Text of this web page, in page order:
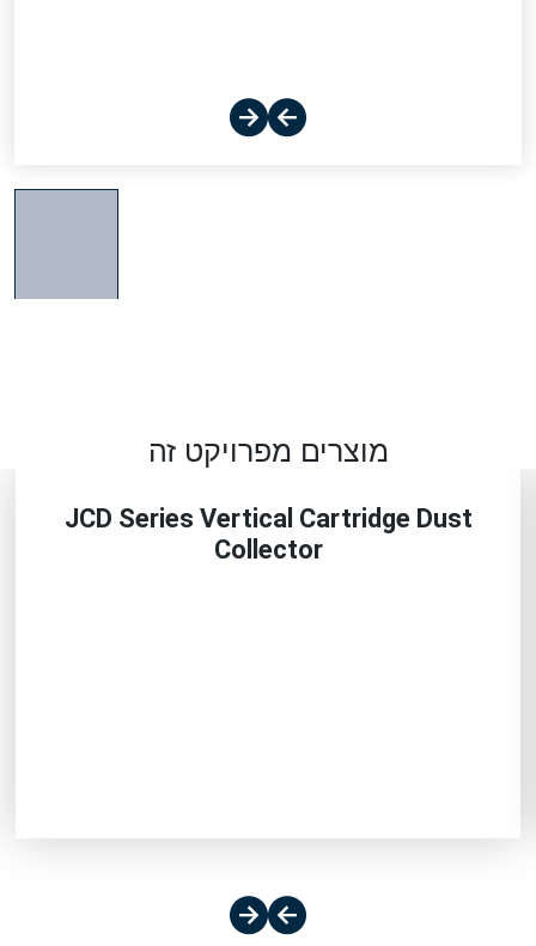
מוצרים מפרויקט זה
JCD Series Vertical Cartridge Dust
Collector